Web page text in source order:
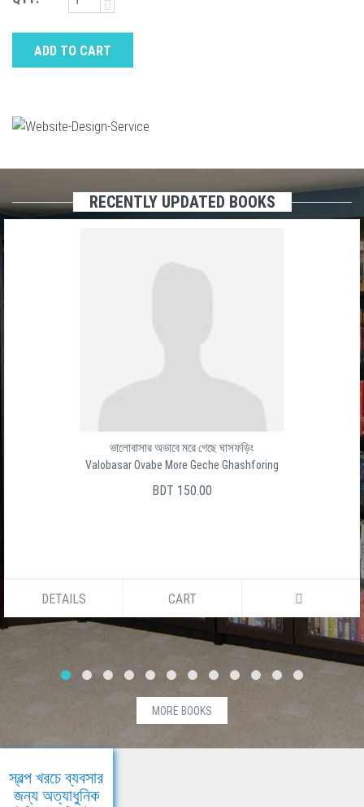
ADD TO CART
RECENTLY UPDATED BOOKS
ভালোবাসার অভাবে মরে গেছে ঘাসফড়িং
Valobasar Ovabe More Geche Ghashforing
BDT 150.00
DETAILS CART
MORE BOOKS
স্বল্প খরচে ব্যবসার
জন্য অত্যাধুনিক